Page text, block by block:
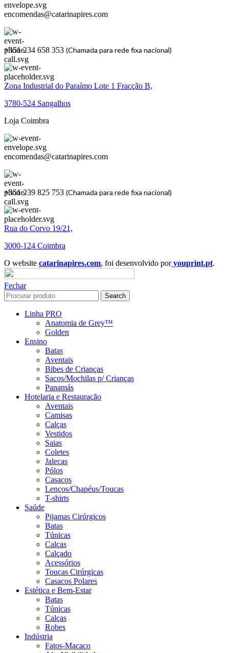
encomendas@catarinapires.com
+351 234 658 353 (Chamada para rede fixa nacional)
Zona Industrial do Paraímo Lote 1 Fracção B,
3780-524 Sangalhos
Loja Coimbra
encomendas@catarinapires.com
+351 239 825 753 (Chamada para rede fixa nacional)
Rua do Corvo 19/21,
3000-124 Coimbra
O website catarinapires.com, foi desenvolvido poryouprint.pt.
Fechar
Search
Linha PRO
Anatomia de Grey™
Golden
Ensino
Batas
Aventais
Bibes de Crianças
Sacos/Mochilas p/ Crianças
Panamás
Hotelaria e Restauração
Aventais
Camisas
Calças
Vestidos
Saias
Coletes
Jalecas
Pólos
Casacos
Lenços/Chapéus/Toucas
T-shirts
Saúde
Pijamas Cirúrgicos
Batas
Túnicas
Calças
Calçado
Acessórios
Toucas Cirúrgicas
Casacos Polares
Estética e Bem-Estar
Batas
Túnicas
Calças
Robes
Indústria
Fatos-Macaco